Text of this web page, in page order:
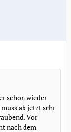
schon wieder
ab jetzt sehr
Vor
nach dem